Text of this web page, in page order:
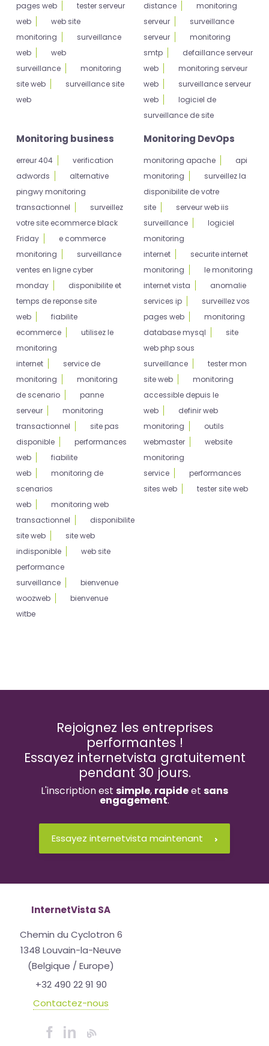
pages web
tester serveur
web
web site
monitoring
surveillance
web
web
surveillance
monitoring
site web
surveillance site
web
distance
monitoring
serveur
surveillance
serveur
monitoring
smtp
defaillance serveur
web
monitoring serveur
web
surveillance serveur
web
logiciel de
surveillance de site
Monitoring business
erreur 404
verification
adwords
alternative
pingwy monitoring
transactionnel
surveillez
votre site ecommerce black
Friday
e commerce
monitoring
surveillance
ventes en ligne cyber
monday
disponibilite et
temps de reponse site
web
fiabilite
ecommerce
utilisez le
monitoring
internet
service de
monitoring
monitoring
de scenario
panne
serveur
monitoring
transactionnel
site pas
disponible
performances
web
fiabilite
web
monitoring de
scenarios
web
monitoring web
transactionnel
disponibilite
site web
site web
indisponible
web site
performance
surveillance
bienvenue
woozweb
bienvenue
witbe
Monitoring DevOps
monitoring apache
api
monitoring
surveillez la
disponibilite de votre
site
serveur web iis
surveillance
logiciel
monitoring
internet
securite internet
monitoring
le monitoring
internet vista
anomalie
services ip
surveillez vos
pages web
monitoring
database mysql
site
web php sous
surveillance
tester mon
site web
monitoring
accessible depuis le
web
definir web
monitoring
outils
webmaster
website
monitoring
service
performances
sites web
tester site web
Rejoignez les entreprises
performantes !
Essayez internetvista gratuitement
pendant 30 jours.
L'inscription est simple, rapideet sans
engagement.
Essayez internetvista maintenant
InternetVista SA
Chemin du Cyclotron 6
1348 Louvain-la-Neuve
(Belgique / Europe)
+32 490 22 91 90
Contactez-nous